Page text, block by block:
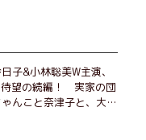
&小林聡美W主演、
待望の続編！ 実家の団
んこと奈津子と、大学